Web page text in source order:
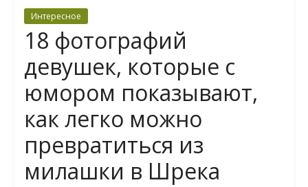
Интересное
18 фотографий
девушек, которые с
юмором показывают,
как легко можно
превратиться из
милашки в Шрека